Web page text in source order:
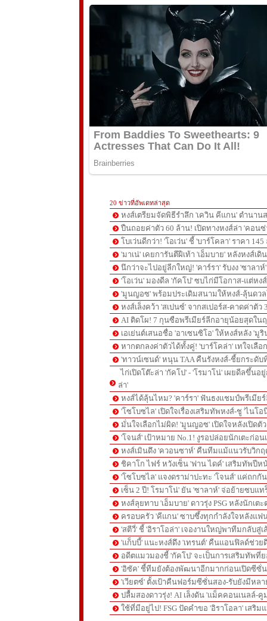
20 ข่าวที่อัพเดทล่าสุด
หงส์เตรียมจัดพิธีรำลึก 'เควิน คีแกน' ตำนาน
ปืนถอยค่าตัว 60 ล้าน! เปิดทางหงส์ล่า 'คอนซ่
โบเว่นดีกว่า! 'โอเว่น' ชี้ 'บาร์โคลา' ราคา
'มาเน่' เคยการันตีฝีเท้า 'เอ็มบาย' หลังหงส์เดิ
นึกว่าจะไปอยู่ลีกใหญ่! 'คาร์รา' รับงง 'ซาลา
'โอเว่น' มองดีล 'กัคโป' ซบไก่มีโอกาส-แต่ห
'มูนญอซ' พร้อมประเดิมสนามให้หงส์-ลุ้นดว
หงส์เล็งคว้า 'สเปนซ์' จากสเปอร์ส-คาดค่าตัว
AI ติดโผ! 7 กุนซือพรีเมียร์ลีกอายุน้อยสุดใน
เอเย่นต์เสนอชื่อ 'อาเซนซิโอ' ให้หงส์หลัง 'มู
หากตกลงค่าตัวได้ทั้งคู่! 'บาร์โคล่า' เทใจเลือ
'ทาวน์เซนด์' หนุน TAA คืนรังหงส์-ชี้ยกระดั
ไก่เปิดโต๊ะล่า 'กัคโป' - 'โรมาโน่' เผยดีลขึ้นอ
ล่า'
หงส์ได้ลุ้นไหม? 'คาร์รา' ฟันธงแชมป์พรีเมีย
'โซโบซไล' เปิดใจเรื่องเสริมทัพหงส์-ชู 'ไนโ
มั่นใจเลือกไม่ผิด! 'มูนญอซ' เปิดใจหลังเปิดตั
'โจนส์' เป้าหมาย No.1! งูรอปล่อยนักเตะก่อ
หงส์เมินดึง 'ควอนซาห์' คืนทีมแม้แนวรับวิก
ชิคาโก ไฟร์ หวังเซ็น 'ฟาน ไดค์' เสริมทัพปีห
'โซโบซไล' แจงดราม่าปะทะ 'โจนส์' แค่ถกกั
เซ็น 2 ปี! โรมาโน่' ยัน 'ซาลาห์' จ่อย้ายซบแ
หงส์ลุยทาบ 'เอ็มบาย' ดาวรุ่ง PSG หลังนักเต
ครอบครัว 'คีแกน' ซาบซึ้งทุกกำลังใจหลังแฟ
'สตีวี่' ชี้ 'อิราโอล่า' เจองานใหญ่พาทีมกลับสู่
'แก็บบี้' แนะหงส์ดึง 'เทรนต์' คืนแอนฟิลด์ช่วย
อดีตแมวมองชี้ 'กัคโป' จะเป็นการเสริมทัพที่
'อิซัค' ชี้ทีมยังต้องพัฒนาอีกมากก่อนเปิดซีซั่
'เวียตซ์' ตั้งเป้าคืนฟอร์มซีซั่นสอง-รับยังมีหล
ปลื้มสองดาวรุ่ง! AI เล็งดัน 'แม็คคอนเนลล์-
ใช้ที่มีอยู่ไป! FSG ปัดคำขอ 'อิราโอลา' เสริม